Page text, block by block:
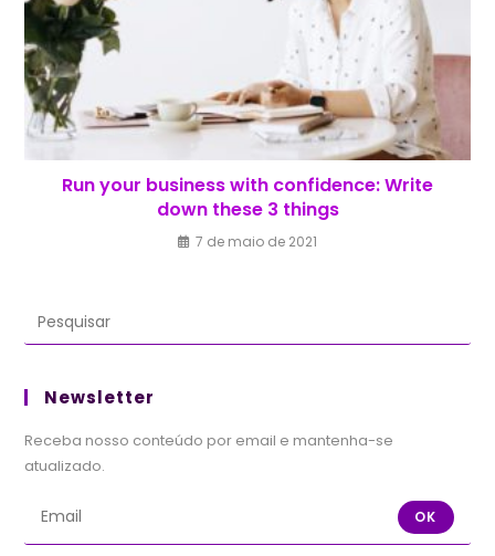
Run your business with confidence: Write
down these 3 things
7 de maio de 2021
Newsletter
Receba nosso conteúdo por email e mantenha-se
atualizado.
OK